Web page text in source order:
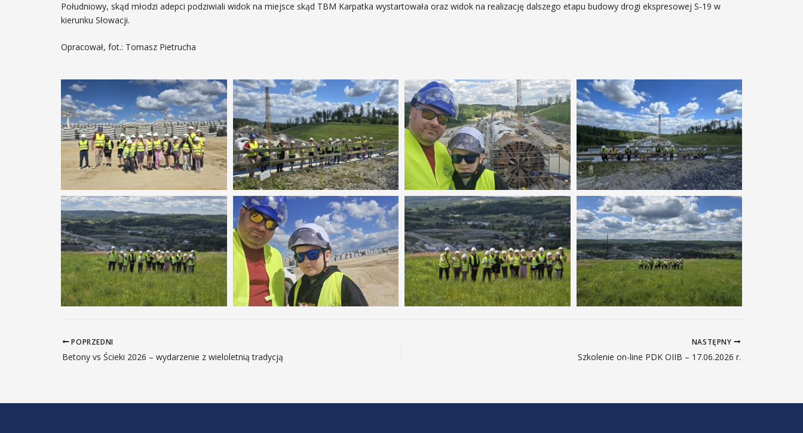
Południowy, skąd młodzi adepci podziwiali widok na miejsce skąd TBM Karpatka wystartowała oraz widok na realizację dalszego etapu budowy drogi ekspresowej S-19 w
kierunku Słowacji.
Opracował, fot.: Tomasz Pietrucha
POPRZEDNI
Betony vs Ścieki 2026 – wydarzenie z wieloletnią tradycją
NASTĘPNY
Szkolenie on-line PDK OIIB – 17.06.2026 r.